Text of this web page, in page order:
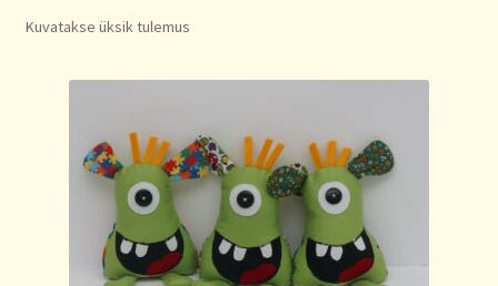
Kuvatakse üksik tulemus